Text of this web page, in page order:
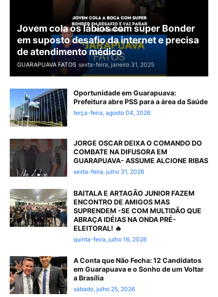
Jovem cola os lábios com super Bonder
em suposto desafio da internet e precisa
de atendimento médico
GUARAPUAVA FATOS sexta-feira, janeiro 31, 2025
Oportunidade em Guarapuava:
Prefeitura abre PSS para a área da Saúde
terça-feira, agosto 04, 2026
JORGE OSCAR DEIXA O COMANDO DO
COMBATE NA DIFUSORA EM
GUARAPUAVA- ASSUME ALCIONE RIBAS
sexta-feira, julho 31, 2026
BAITALA E ARTAGÃO JUNIOR FAZEM
ENCONTRO DE AMIGOS MAS
SUPRENDEM -SE COM MULTIDÃO QUE
ABRAÇA IDÉIAS NA ONDA PRÉ-
ELEITORAL! 🔥
quinta-feira, julho 16, 2026
A Conta que Não Fecha: 12 Candidatos
em Guarapuava e o Sonho de um Voltar
a Brasília
sábado, julho 25, 2026